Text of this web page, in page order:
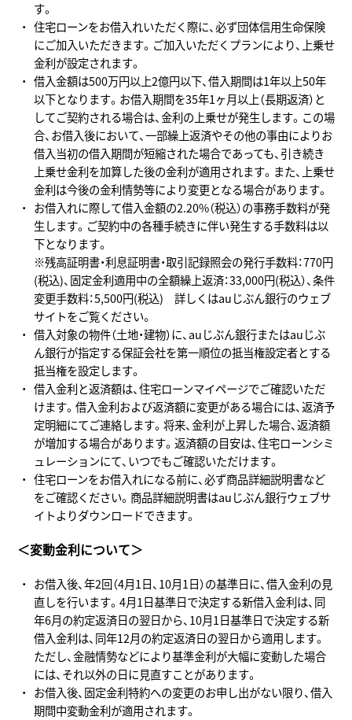
す。
住宅ローンをお借入れいただく際に、必ず団体信用生命保険
にご加入いただきます。ご加入いただくプランにより、上乗せ
金利が設定されます。
借入金額は500万円以上2億円以下、借入期間は1年以上50年
以下となります。お借入期間を35年1ヶ月以上（長期返済）と
してご契約される場合は、金利の上乗せが発生します。この場
合、お借入後において、一部繰上返済やその他の事由によりお
借入当初の借入期間が短縮された場合であっても、引き続き
上乗せ金利を加算した後の金利が適用されます。また、上乗せ
金利は今後の金利情勢等により変更となる場合があります。
お借入れに際して借入金額の2.20%（税込）の事務手数料が発
生します。ご契約中の各種手続きに伴い発生する手数料は以
下となります。
※残高証明書・利息証明書・取引記録照会の発行手数料：770円
(税込)、固定金利適用中の全額繰上返済：33,000円(税込）、条件
変更手数料：5,500円(税込) 詳しくはauじぶん銀行のウェブ
サイトをご覧ください。
借入対象の物件（土地・建物）に、auじぶん銀行またはauじぶ
ん銀行が指定する保証会社を第一順位の抵当権設定者とする
抵当権を設定します。
借入金利と返済額は、住宅ローンマイページでご確認いただ
けます。借入金利および返済額に変更がある場合には、返済予
定明細にてご連絡します。将来、金利が上昇した場合、返済額
が増加する場合があります。返済額の目安は、住宅ローンシミ
ュレーションにて、いつでもご確認いただけます。
住宅ローンをお借入れになる前に、必ず商品詳細説明書など
をご確認ください。商品詳細説明書はauじぶん銀行ウェブサ
イトよりダウンロードできます。
＜変動金利について＞
お借入後、年2回（4月1日、10月1日）の基準日に、借入金利の見
直しを行います。4月1日基準日で決定する新借入金利は、同
年6月の約定返済日の翌日から、10月1日基準日で決定する新
借入金利は、同年12月の約定返済日の翌日から適用します。
ただし、金融情勢などにより基準金利が大幅に変動した場合
には、それ以外の日に見直すことがあります。
お借入後、固定金利特約への変更のお申し出がない限り、借入
期間中変動金利が適用されます。